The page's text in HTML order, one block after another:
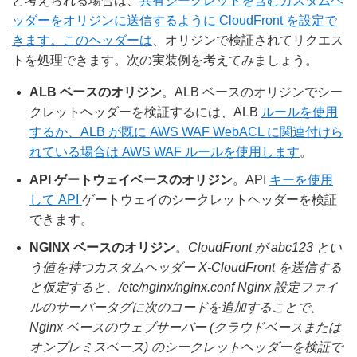
ッダーをオリジンに送信するように CloudFront を設定で
きます。このヘッダーは、オリジンで検証されてリクエス
トを処理できます。次の実装例を考えてみましょう。
ALB ベースのオリジン。ALB ベースのオリジンでシー
クレットヘッダーを検証するには、ALB ルールを使用
するか、ALB が既に AWS WAF WebACL に関連付けら
れている場合は AWS WAF ルールを使用します。
API ゲートウェイベースのオリジン。API キーを使用
して API ゲートウェイのシークレットヘッダーを検証
できます。
NGINX ベースのオリジン。 CloudFront が abc123 とい
う値を持つカスタムヘッダー X-CloudFront を送信する
と仮定すると、/etc/nginx/nginx.conf Nginx 設定ファイ
ルのサーバータグに次のコードを追加することで、
Nginx ベースのウェブサーバー (クラウドベースまたは
オンプレミスベース) のシークレットヘッダーを検証で